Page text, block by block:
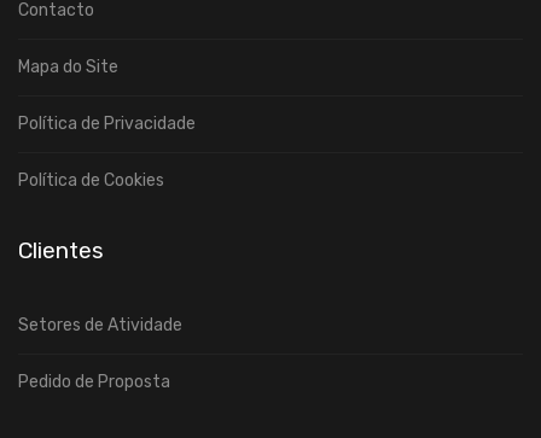
Contacto
Mapa do Site
Política de Privacidade
Política de Cookies
Clientes
Setores de Atividade
Pedido de Proposta